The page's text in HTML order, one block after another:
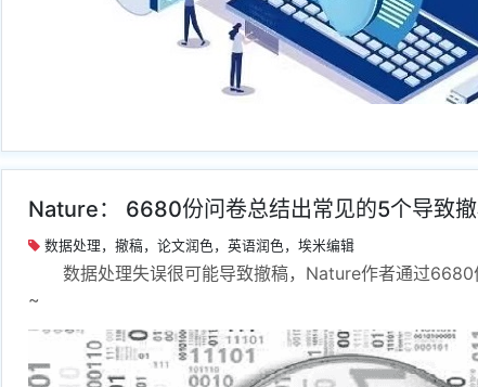
Nature： 6680份问卷总结出常见的5个导致
数据处理，撤稿，论文润色，英语润色，埃米编辑
数据处理失误很可能导致撤稿，Nature作者通过
~